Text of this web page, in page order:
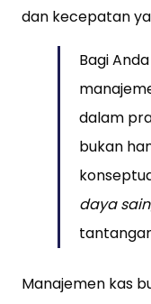
dan kecepatan
Bagi
dalam
bukan
daya
Manajemen kas